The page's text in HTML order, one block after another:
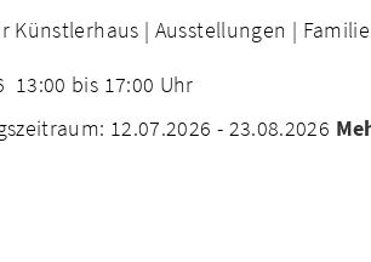
Künstlerhaus | Ausstellungen | Familie
13:00 bis 17:00 Uhr
12.07.2026 - 23.08.2026